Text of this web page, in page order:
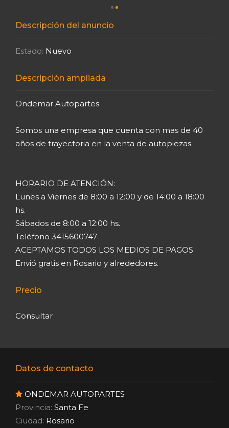
Descripción del anuncio
Estado: Nuevo
Descripción ampliada
Ondemar Autopartes.
Somos una empresa que cuenta con mas de 40
años de trayectoria en la venta de autopiezas.
HORARIO DE ATENCIÓN:
Lunes a Viernes de 8:00 a 12:00 y de 14:00 a 18:00
hs.
Sábados de 8:00 a 12:00 hs.
Teléfono 3415600747
ACEPTAMOS TODOS LOS MEDIOS DE PAGOS
Envió gratis en Rosario y alrededores.
Precio
Consultar
Datos de contacto
ONDEMAR AUTOPARTES
Provincia: Santa Fe
Ciudad: Rosario